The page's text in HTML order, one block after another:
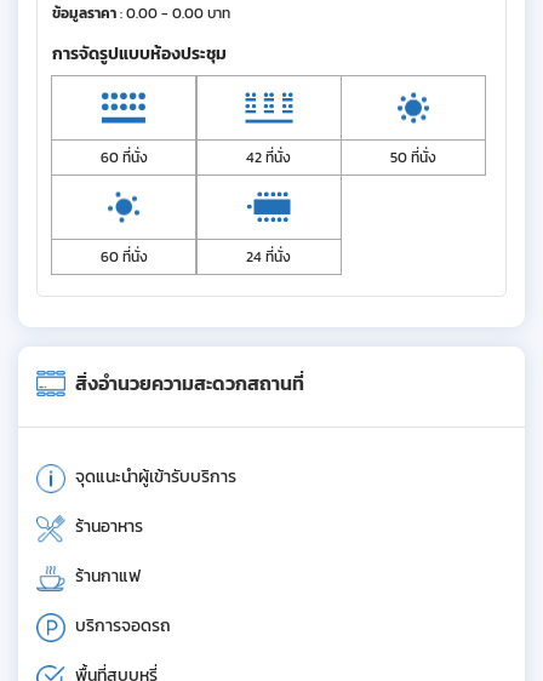
ข้อมูลราคา: 0.00 - 0.00 บาท
การจัดรูปแบบห้องประชุม
60 ที่นั่ง 42 ที่นั่ง 50 ที่นั่ง
60 ที่นั่ง 24 ที่นั่ง
สิ่งอำนวยความสะดวกสถานที่
จุดแนะนำผู้เข้ารับบริการ
ร้านอาหาร
ร้านกาแฟ
บริการจอดรถ
พื้นที่สูบบุหรี่